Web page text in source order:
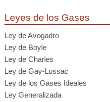
Leyes de los Gases
Ley de Avogadro
Ley de Boyle
Ley de Charles
Ley de Gay-Lussac
Ley de los Gases Ideales
Ley Generalizada